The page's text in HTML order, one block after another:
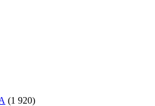
(1 920)